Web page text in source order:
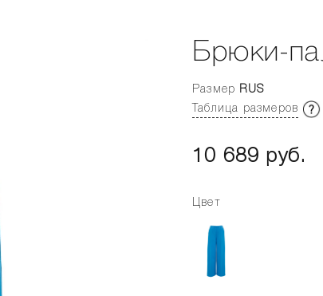
Брюки-
Размер
RUS
Таблица размеров
10 689 руб.
Цвет